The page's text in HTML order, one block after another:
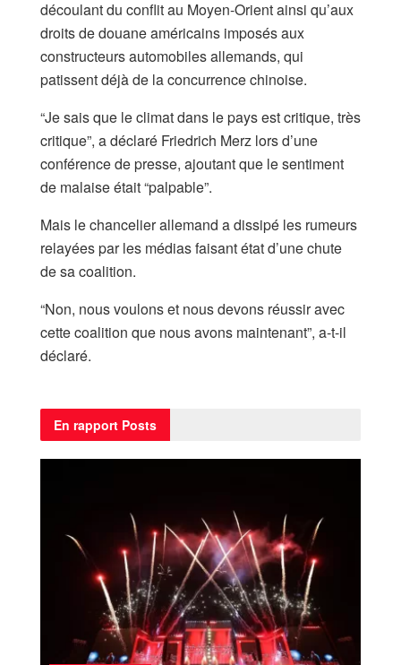
découlant du conflit au Moyen-Orient ainsi qu’aux
droits de douane américains imposés aux
constructeurs automobiles allemands, qui
patissent déjà de la concurrence chinoise.
“Je sais que le climat dans le pays est ‌critique, très
critique”, a déclaré Friedrich Merz ⁠lors d’une
conférence de presse, ajoutant que le sentiment
de malaise était “palpable”.
Mais le chancelier allemand a dissipé les rumeurs
relayées par les médias faisant état d’une chute
de sa coalition.
“Non, ⁠nous voulons et nous devons réussir avec
cette coalition que nous avons maintenant”, a-t-il
déclaré.
En rapport Posts